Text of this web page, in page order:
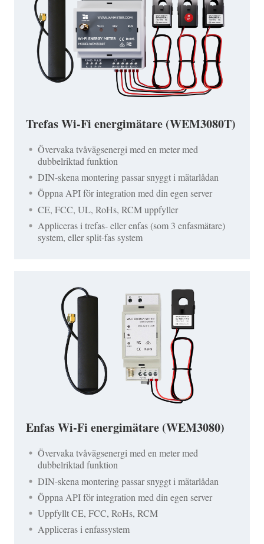
Trefas Wi-Fi energimätare (WEM3080T)
Övervaka tvåvägsenergi med en meter med
dubbelriktad funktion
DIN-skena montering passar snyggt i mätarlådan
Öppna API för integration med din egen server
CE, FCC, UL, RoHs, RCM uppfyller
Appliceras i trefas- eller enfas (som 3 enfasmätare)
system, eller split-fas system
Enfas Wi-Fi energimätare (WEM3080)
Övervaka tvåvägsenergi med en meter med
dubbelriktad funktion
DIN-skena montering passar snyggt i mätarlådan
Öppna API för integration med din egen server
Uppfyllt CE, FCC, RoHs, RCM
Appliceras i enfassystem